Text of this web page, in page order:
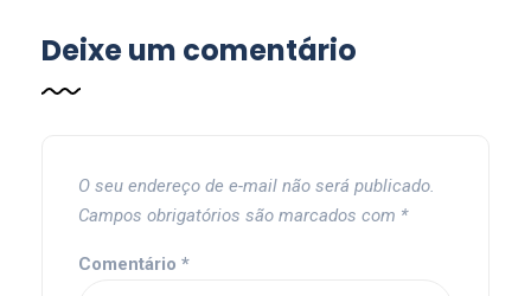
Deixe um comentário
O seu endereço de e-mail não será publicado.
Campos obrigatórios são marcados com *
Comentário *